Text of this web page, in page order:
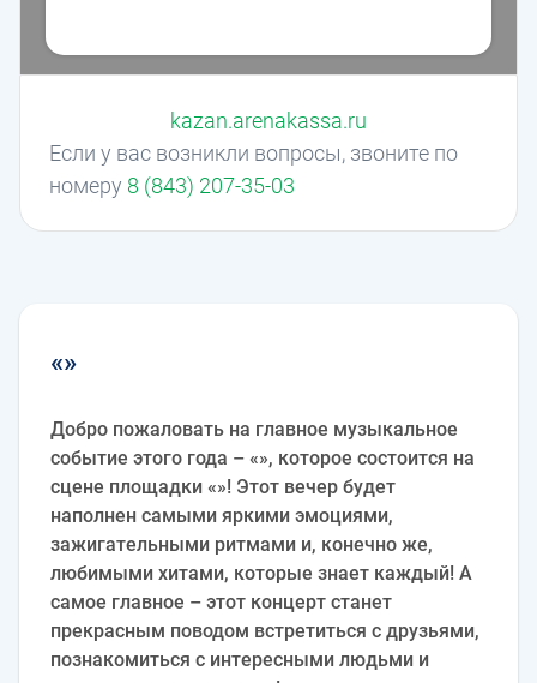
Если у вас возникли вопросы, звоните по
номеру 8 (843) 207-35-03
kazan.arenakassa.ru
«»
Добро пожаловать на главное музыкальное
событие этого года – «», которое состоится на
сцене площадки «»! Этот вечер будет
наполнен самыми яркими эмоциями,
зажигательными ритмами и, конечно же,
любимыми хитами, которые знает каждый! А
самое главное – этот концерт станет
прекрасным поводом встретиться с друзьями,
познакомиться с интересными людьми и